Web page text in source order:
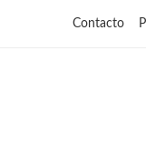
Contacto